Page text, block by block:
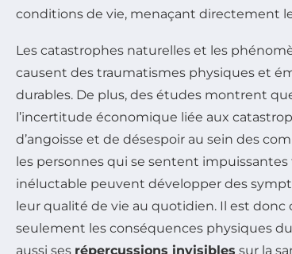
conditions de vie, menaçant directement
Les catastrophes naturelles et les
causent des traumatismes physiques et
durables. De plus, des études montrent
l’incertitude économique liée aux
d’angoisse et de désespoir au sein des
les personnes qui se sentent
inéluctable peuvent développer des
leur qualité de vie au quotidien. Il est donc
seulement les conséquences physiques
aussi ses répercussions invisibles sur la